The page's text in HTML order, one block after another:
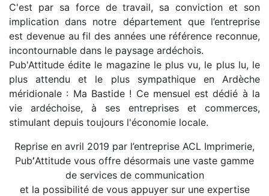
C'est par sa force de travail, sa conviction et son
implication dans notre département que l’entreprise
est devenue au fil des années une référence reconnue,
incontournable dans le paysage ardéchois.
Pub'Attitude édite le magazine le plus vu, le plus lu, le
plus attendu et le plus sympathique en Ardèche
méridionale : Ma Bastide ! Ce mensuel est dédié à la
vie ardéchoise, à ses entreprises et commerces,
stimulant depuis toujours l'économie locale.
Reprise en avril 2019 par l’entreprise ACL Imprimerie,
Pub’Attitude vous offre désormais une vaste gamme
de services de communication
et la possibilité de vous appuyer sur une expertise